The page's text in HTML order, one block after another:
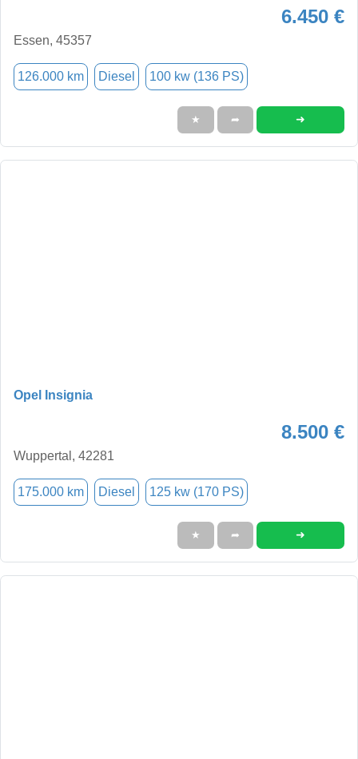
6.450 €
Essen, 45357
126.000 km Diesel 100 kw (136 PS)
★ ➦ ➜
Opel Insignia
8.500 €
Wuppertal, 42281
175.000 km Diesel 125 kw (170 PS)
★ ➦ ➜